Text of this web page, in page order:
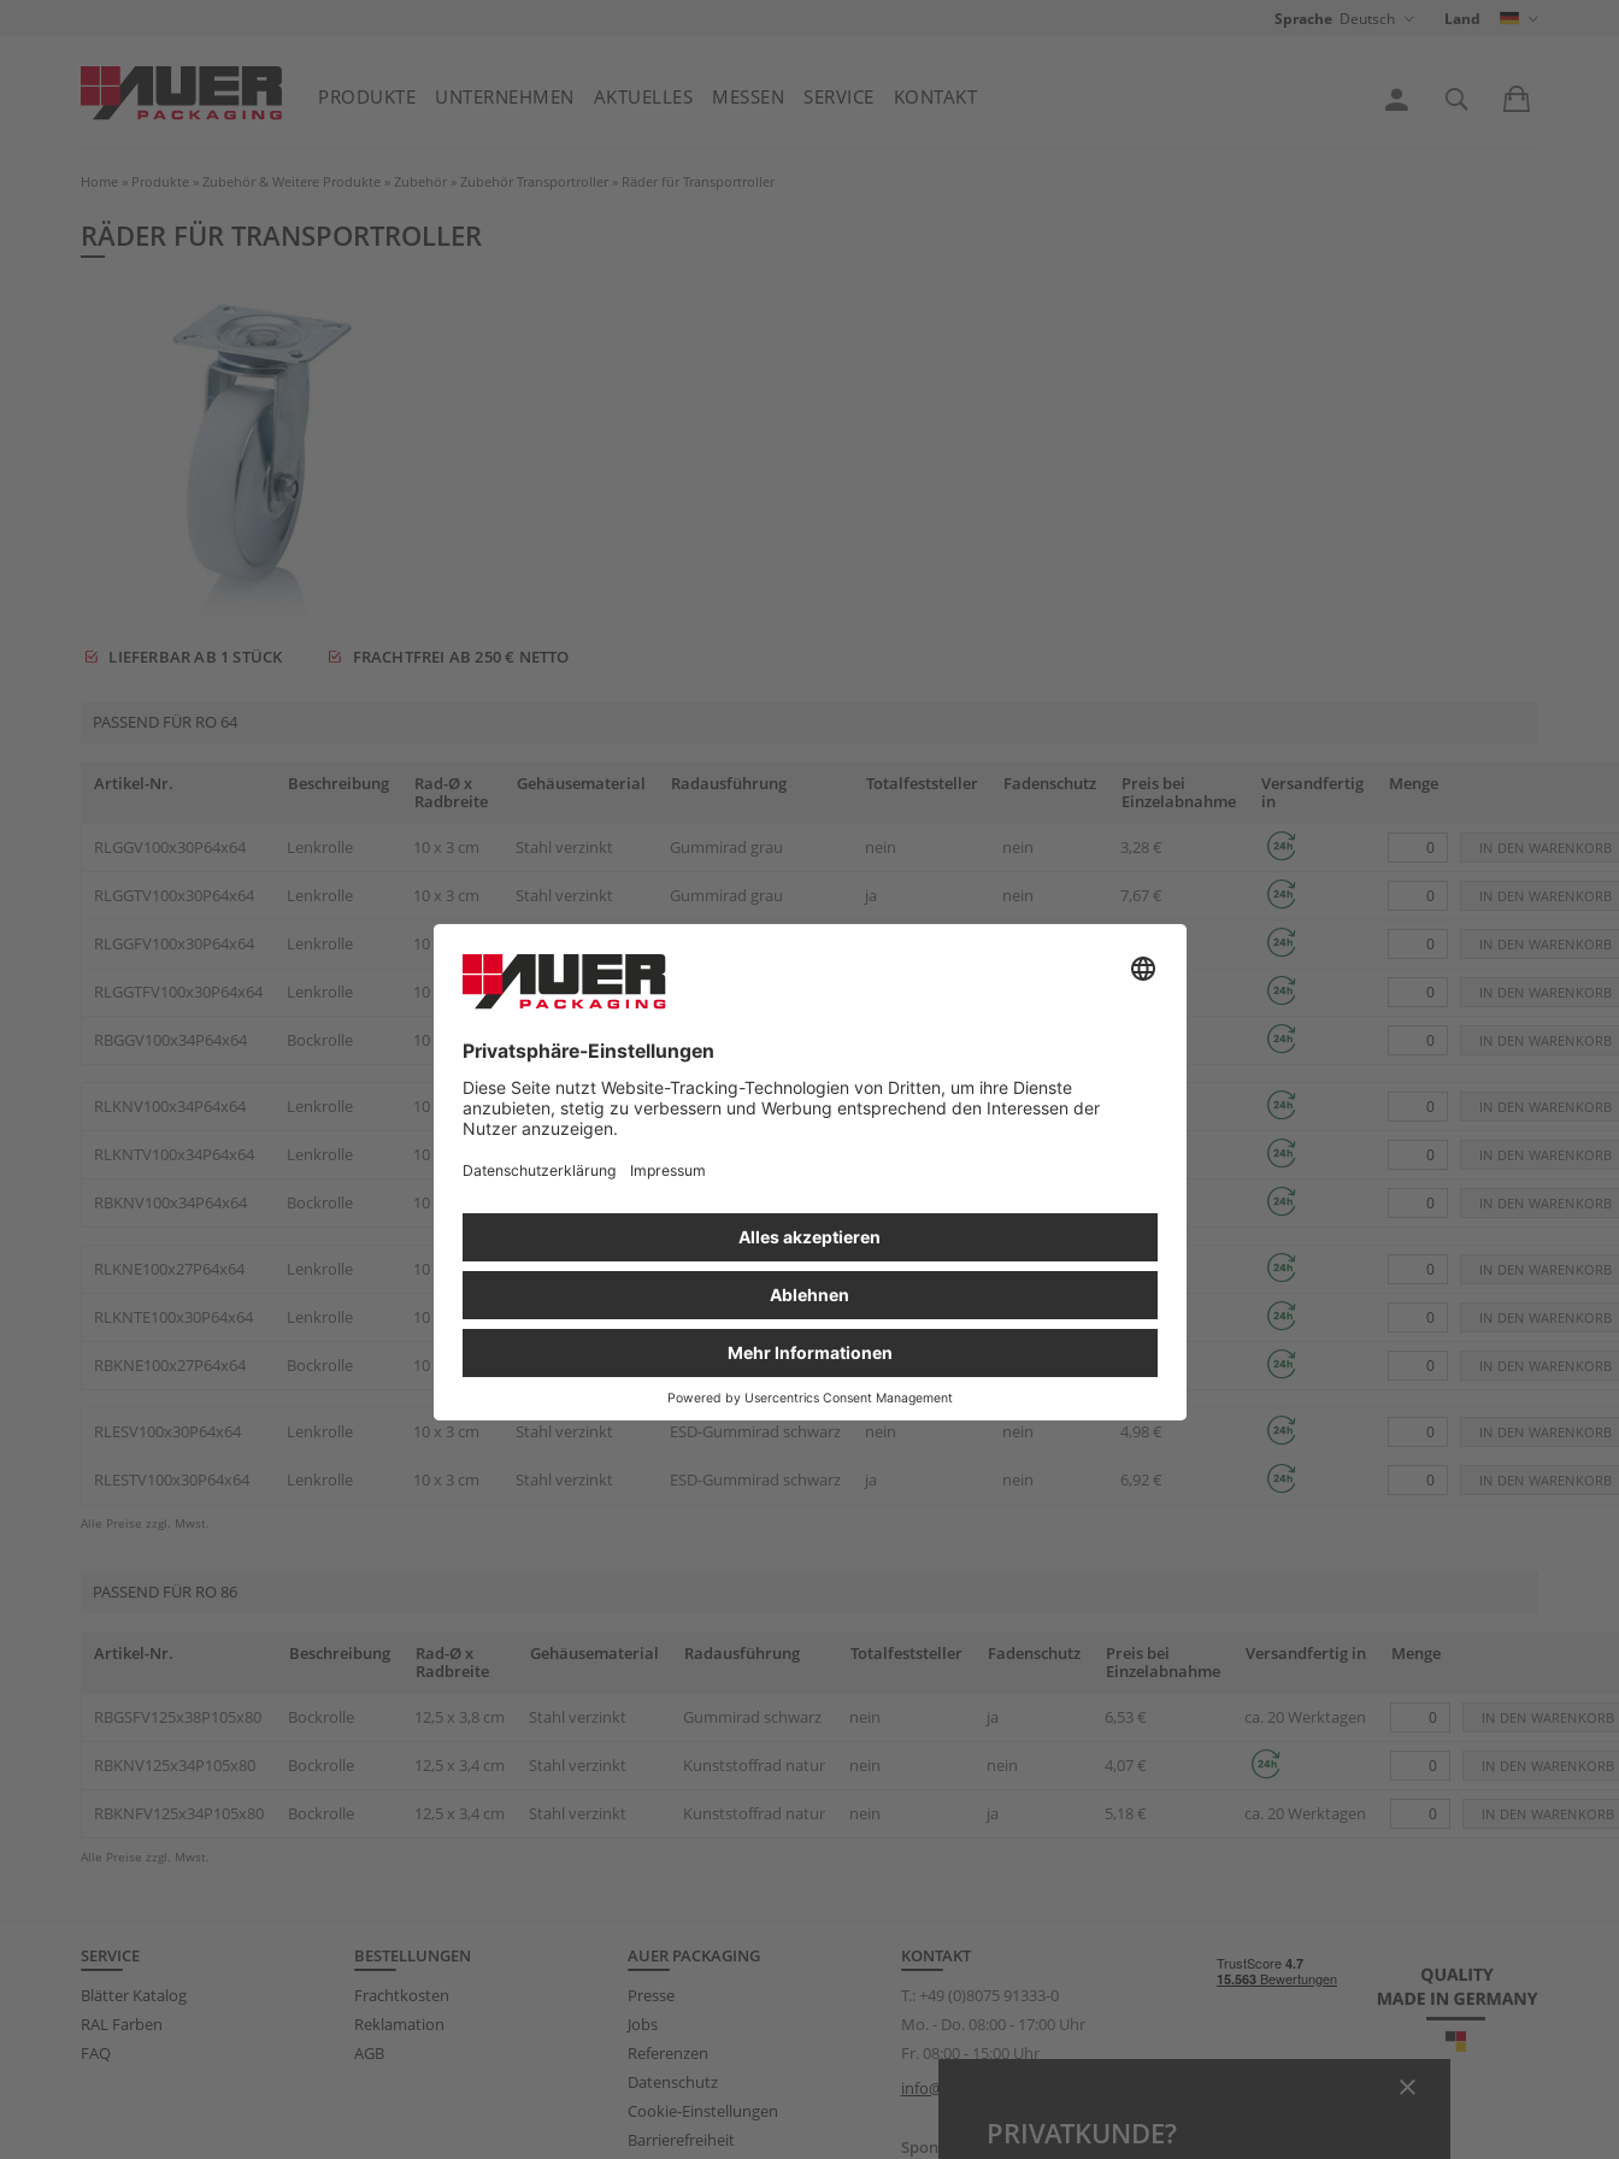
Sprache Deutsch Land
PRODUKTE UNTERNEHMEN AKTUELLES MESSEN SERVICE KONTAKT
Home » Produkte » Zubehör & Weitere Produkte » Zubehör » Zubehör Transportroller » Räder für Transportroller
RÄDER FÜR TRANSPORTROLLER
LIEFERBAR AB 1 STÜCK FRACHTFREI AB 250 € NETTO
PASSEND FÜR RO 64
Artikel-Nr. Beschreibung
Rad-Ø x
Radbreite
Gehäusematerial Radausführung Totalfeststeller Fadenschutz
Preis bei
Einzelabnahme
Versandfertig
in
Menge
RLGGV100x30P64x64 Lenkrolle 10 x 3 cm Stahl verzinkt Gummirad grau nein nein 3,28 €
RLGGTV100x30P64x64 Lenkrolle 10 x 3 cm Stahl verzinkt Gummirad grau ja nein 7,67 €
RLGGFV100x30P64x64 Lenkrolle 10 x 3 cm
RLGGTFV100x30P64x64 Lenkrolle 10 x 3 cm Stahl verzinkt
RBGGV100x34P64x64 Bockrolle 10 x 3,4 cm Stahl verzinkt
RLKNV100x34P64x64 Lenkrolle 10 x 3,4 cm Stahl verzinkt Kunststoffrad natur nein nein
RLKNTV100x34P64x64 Lenkrolle 10 x 3,4 cm
RBKNV100x34P64x64 Bockrolle 10 x 3,4 cm
RLKNE100x27P64x64 Lenkrolle 10 x 2,7 cm Edelstahl poliert Kunststoffrad natur nein nein 12,79 €
RLKNTE100x30P64x64 Lenkrolle 10 x 3 cm Edelstahl poliert Kunststoffrad natur ja nein 15,34 €
RBKNE100x27P64x64 Bockrolle 10 x 2,7 cm Kunststoffrad natur nein
RLESV100x30P64x64 Lenkrolle 10 x 3 cm Stahl verzinkt ESD-Gummirad schwarz nein nein 4,98 €
RLESTV100x30P64x64 Lenkrolle 10 x 3 cm Stahl verzinkt ESD-Gummirad schwarz ja nein 6,92 €
Alle Preise zzgl. Mwst.
PASSEND FÜR RO 86
Artikel-Nr. Beschreibung
Rad-Ø x
Radbreite
Gehäusematerial Radausführung Totalfeststeller Fadenschutz
Preis bei
Einzelabnahme
Versandfertig in Menge
RBGSFV125x38P105x80 Bockrolle 12,5 x 3,8 cm Stahl verzinkt Gummirad schwarz nein ja 6,53 € ca. 20 Werktagen
RBKNV125x34P105x80 Bockrolle 12,5 x 3,4 cm Stahl verzinkt Kunststoffrad natur nein nein 4,07 €
RBKNFV125x34P105x80 Bockrolle 12,5 x 3,4 cm Stahl verzinkt Kunststoffrad natur nein ja 5,18 € ca. 20 Werktagen
Alle Preise zzgl. Mwst.
SERVICE
Blätter Katalog
RAL Farben
FAQ
BESTELLUNGEN
Frachtkosten
Reklamation
AGB
AUER PACKAGING
Presse
Jobs
Referenzen
Datenschutz
Cookie-Einstellungen
Barrierefreiheit
KONTAKT
T.: +49 (0)8075 91333-0
Mo. - Do. 08:00 - 17:00 Uhr
Fr. 08:00 - 15:00 Uhr
info@auer-packaging.de
Sponsoring AnfragenPRIVATKUNDE?